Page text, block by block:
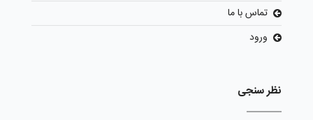
تماس با ما
ورود
نظر سنجی